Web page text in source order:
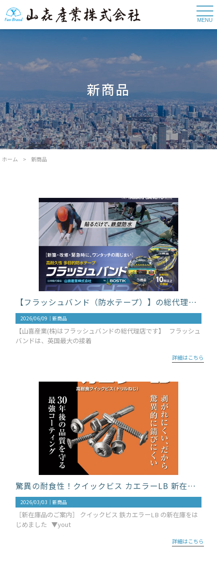
MENU
新商品
ホーム > 新商品
【フラッシュバンド（防水テープ）】の総代理店です
2026/06/09｜新商品
【山喜産業(株)はフラッシュバンドの総代理店です】 フラッシュ
バンドは、英国最大の接着
詳細はこちら
驚異の耐食性！クイックビス カエラーLB 新在庫のご案内
2026/03/03｜新商品
［新在庫品のご案内］ クイックビス 鉄カエラーLB の新在庫をは
じめました ▼yout
詳細はこちら